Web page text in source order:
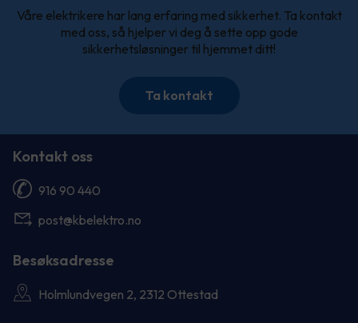
Våre elektrikere har lang erfaring med sikkerhet. Ta kontakt
med oss, så hjelper vi deg å sette opp gode
sikkerhetsløsninger til hjemmet ditt!
Ta kontakt
Kontakt oss
916 90 440
post@kbelektro.no
Besøksadresse
Holmlundvegen 2, 2312 Ottestad